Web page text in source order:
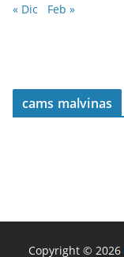
« Dic Feb »
cams malvinas
Copyright © 2026